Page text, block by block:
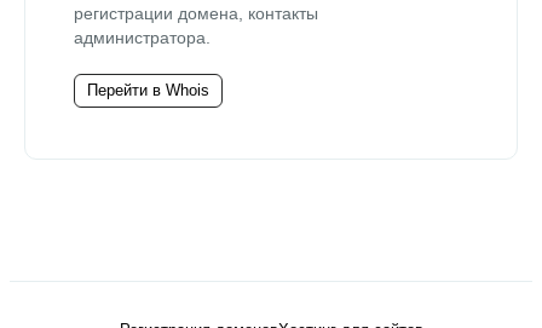
регистрации домена, контакты
администратора.
Перейти в Whois